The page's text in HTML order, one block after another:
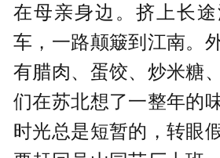
在母亲身边。挤上长
车，一路颠簸到江南。
有腊肉、蛋饺、炒米糖
们在苏北想了一整年的
时光总是短暂的，转眼